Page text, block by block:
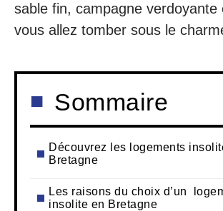
sable fin, campagne verdoyante
vous allez tomber sous le
Sommaire
Découvrez les logements
Bretagne
Les raisons du choix d’un
insolite en Bretagne